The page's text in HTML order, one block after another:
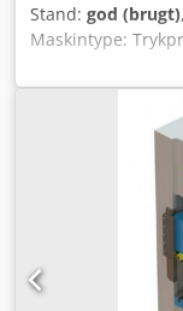
Stand: god (brugt)
Maskintype:
Udstyrsdetaljer:
belastning: nedre
Tjck øvre